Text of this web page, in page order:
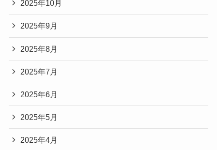
2025年10月
2025年9月
2025年8月
2025年7月
2025年6月
2025年5月
2025年4月